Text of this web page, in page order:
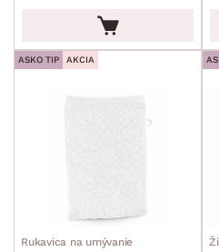
ASKO TIP AKCIA
Rukavica na umývanie